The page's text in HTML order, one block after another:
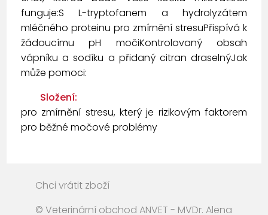
funguje:S L-tryptofanem a hydrolyzátem
mléčného proteinu pro zmírnění stresuPřispívá k
žádoucímu pH močiKontrolovaný obsah
vápníku a sodíku a přidaný citran draselnýJak
může pomoci:
Složení:
pro zmírnění stresu, který je rizikovým faktorem
pro běžné močové problémy
Chci vrátit zboží
© Veterinární obchod ANVET - MVDr. Alena